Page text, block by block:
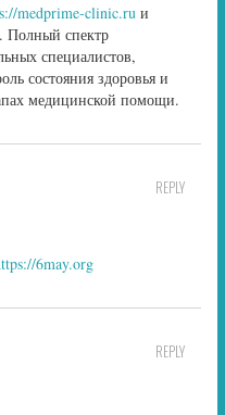
medprime-clinic.ru и
Полный спектр
специалистов,
состояния здоровья и
медицинской помощи.
REPLY
6may.org
REPLY